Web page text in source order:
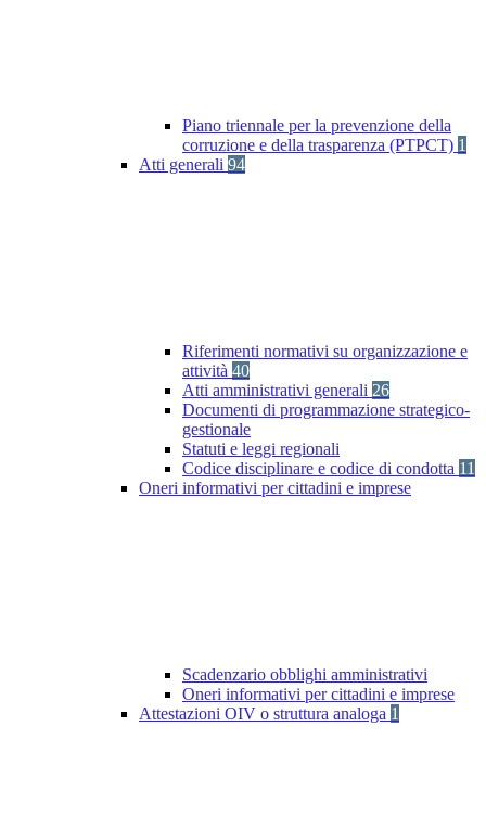
Piano triennale per la prevenzione della
corruzione e della trasparenza (PTPCT) 1
Atti generali 94
Riferimenti normativi su organizzazione e
attività 40
Atti amministrativi generali 26
Documenti di programmazione strategico-
gestionale
Statuti e leggi regionali
Codice disciplinare e codice di condotta 11
Oneri informativi per cittadini e imprese
Scadenzario obblighi amministrativi
Oneri informativi per cittadini e imprese
Attestazioni OIV o struttura analoga 1